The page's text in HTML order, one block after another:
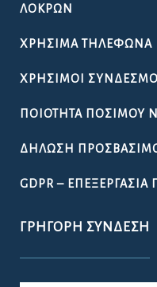
ΛΟΚΡΏΝ
ΧΡΉΣΙΜΑ ΤΗΛΈΦΩΝΑ
ΧΡΉΣΙΜΟΙ ΣΎΝΔΕΣΜΟΙ
ΠΟΙΌΤΗΤΑ ΠΌΣΙΜΟΥ
ΔΉΛΩΣΗ
GDPR –
ΓΡΉΓΟΡΗ ΣΎΝΔΕΣΗ